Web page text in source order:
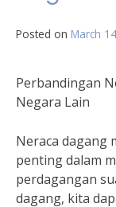
Posted on March
Perbandingan
Negara Lain
Neraca dagang
penting dalam
perdagangan
dagang, kita